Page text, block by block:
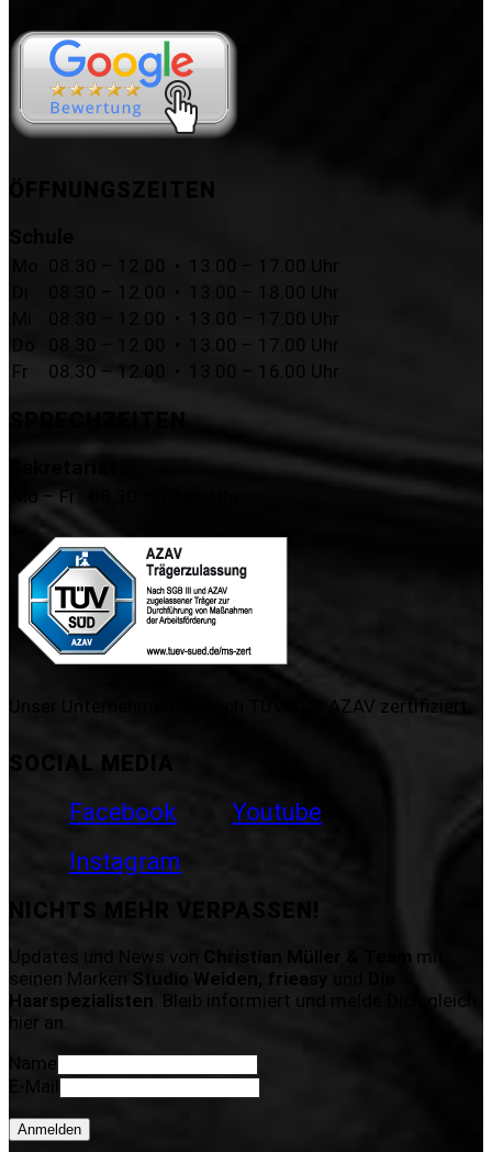
08.30 – 12.00 • 13.00 – 17.00 Uhr
08.30 – 12.00 • 13.00 – 17.00 Uhr
Fr
08.30 – 12.00 • 13.00 – 16.00 Uhr
SPRECHZEITEN
Mo – Fr
Unser Unternehmen ist nach TÜV SÜD AZAV zertifiziert.
SOCIAL MEDIA
Facebook
Youtube
Instagram
NICHTS MEHR VERPASSEN!
Updates und News von Christian Müller & Team mit
seinen Marken
Studio Weiden, frieasy
Haarspezialisten . Bleib informiert und melde Dich gleich
hier an.
Name
Anmelden